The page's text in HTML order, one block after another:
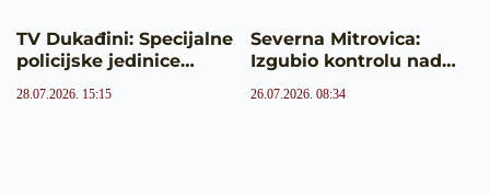
TV Dukađini: Specijalne
policijske jedinice…
28.07.2026. 15:15
Severna Mitrovica:
Izgubio kontrolu nad…
26.07.2026. 08:34